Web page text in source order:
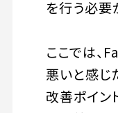
を行う必要
ここでは
悪いと感じ
改善ポイン